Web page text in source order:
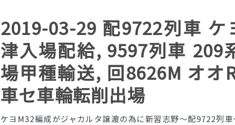
2019-03-29 配9722列車
津入場配給, 9597列車 209
場甲種輸送, 回8626M オオ
車セ車輪転削出場
ケヨM32編成がジャカルタ譲渡の為に新習志野〜配9722列